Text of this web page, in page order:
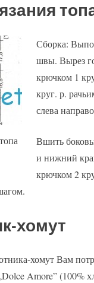
Сборка:
швы. Вырез
крючком 1
круг. р.
слева
Вшить
и нижний
крючком 2
хомут
хомут Вам
Amore” (100%